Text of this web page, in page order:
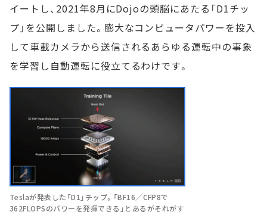
イートし、2021年8月にDojoの頭脳にあたる「D1チッ
プ」を公開しました。膨大なコンピュータパワーを投入
して車載カメラから送信されるあらゆる運転中の事象
を学習し自動運転に役立てるわけです。
Teslaが発表した「D1」チップ。「BF16／CFP8で
362FLOPSのパワーを発揮できる」とあるがそれがす